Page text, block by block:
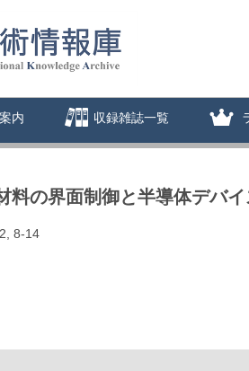
内 収録雑誌一覧
料の界面制御と半導体デバ
8-14